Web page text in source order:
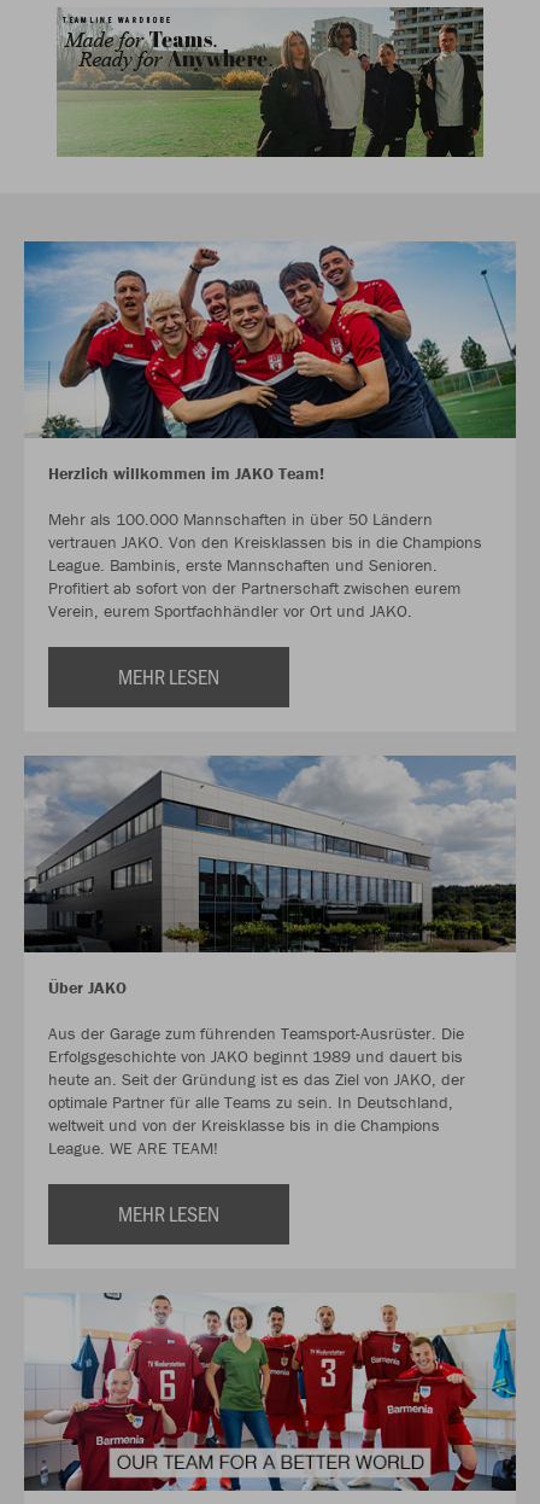
Herzlich willkommen im JAKO Team!
Mehr als 100.000 Mannschaften in über 50 Ländern
vertrauen JAKO. Von den Kreisklassen bis in die Champions
League. Bambinis, erste Mannschaften und Senioren.
Profitiert ab sofort von der Partnerschaft zwischen eurem
Verein, eurem Sportfachhändler vor Ort und JAKO.
MEHR LESEN
Über JAKO
Aus der Garage zum führenden Teamsport-Ausrüster. Die
Erfolgsgeschichte von JAKO beginnt 1989 und dauert bis
heute an. Seit der Gründung ist es das Ziel von JAKO, der
optimale Partner für alle Teams zu sein. In Deutschland,
weltweit und von der Kreisklasse bis in die Champions
League. WE ARE TEAM!
MEHR LESEN